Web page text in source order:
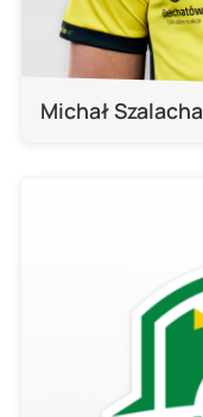
Michał Szalacha